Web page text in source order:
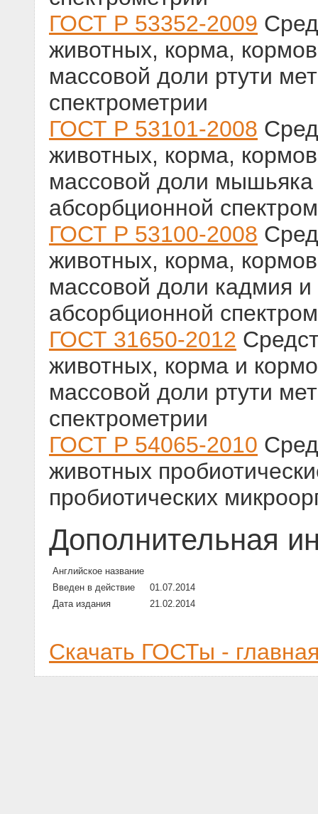
ГОСТ Р 53352-2009
животных, корма,
массовой доли ртути
спектрометрии
ГОСТ Р 53101-2008
животных, корма,
массовой доли
абсорбционной
ГОСТ Р 53100-2008
животных, корма,
массовой доли кадмия
абсорбционной
ГОСТ 31650-2012
животных, корма и
массовой доли ртути
спектрометрии
ГОСТ Р 54065-2010
животных
пробиотических
Дополнительная
Английское название
Введен в действие
01.07.2014
Дата издания
21.02.2014
Скачать ГОСТы -